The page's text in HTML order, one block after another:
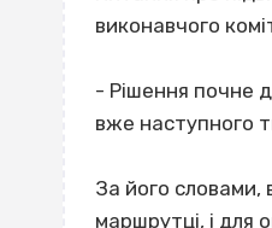
виконавчого
- Рішення почне
вже наступного
За його словами,
маршрутці, і для